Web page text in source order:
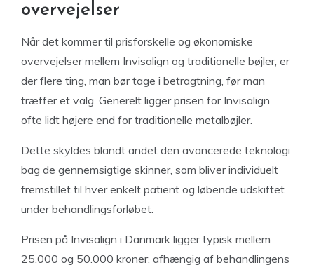
overvejelser
Når det kommer til prisforskelle og økonomiske
overvejelser mellem Invisalign og traditionelle bøjler, er
der flere ting, man bør tage i betragtning, før man
træffer et valg. Generelt ligger prisen for Invisalign
ofte lidt højere end for traditionelle metalbøjler.
Dette skyldes blandt andet den avancerede teknologi
bag de gennemsigtige skinner, som bliver individuelt
fremstillet til hver enkelt patient og løbende udskiftet
under behandlingsforløbet.
Prisen på Invisalign i Danmark ligger typisk mellem
25.000 og 50.000 kroner, afhængig af behandlingens